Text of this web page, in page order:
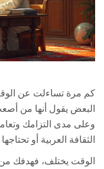
كم مرة تساءلت عن الوقت
البعض يقول أنها من
وعلى مدى التزامك
الثقافة العربية أو
الوقت يختلف، فهدفك